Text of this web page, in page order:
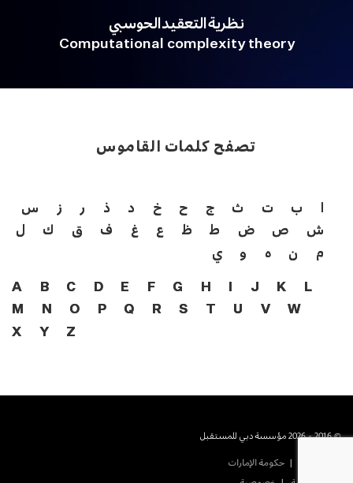
Computational complexity theory
نظرية التعقيد الحوسبي
تصفح كلمات القاموس
A B C D E F G H J K
L
M
N O P Q R S T U V
W
X
Y Z
ا ب ت ث ج ح خ د ذ ر ز
س
ش
ص ض ط ظ ع غ ف ق ك
ل
م
ن ه و ي
© 2016 - 2026 مؤسسة دبي للمستقبل
حكومة الإمارات